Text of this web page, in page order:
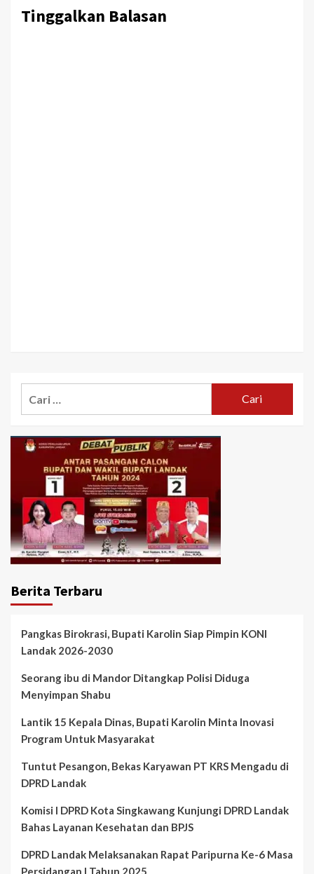
Tinggalkan Balasan
Berita Terbaru
Pangkas Birokrasi, Bupati Karolin Siap Pimpin KONI
Landak 2026-2030
Seorang ibu di Mandor Ditangkap Polisi Diduga
Menyimpan Shabu
Lantik 15 Kepala Dinas, Bupati Karolin Minta Inovasi
Program Untuk Masyarakat
Tuntut Pesangon, Bekas Karyawan PT KRS Mengadu di
DPRD Landak
Komisi I DPRD Kota Singkawang Kunjungi DPRD Landak
Bahas Layanan Kesehatan dan BPJS
DPRD Landak Melaksanakan Rapat Paripurna Ke-6 Masa
Persidangan I Tahun 2025